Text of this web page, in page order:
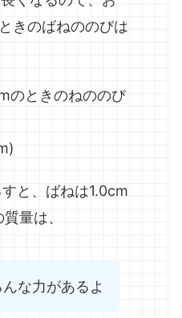
きのばねののびは
のときのねののび
と、ばねは1.0cm
量は、
な力があるよ